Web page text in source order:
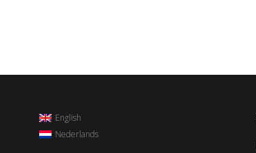
English
Nederlands